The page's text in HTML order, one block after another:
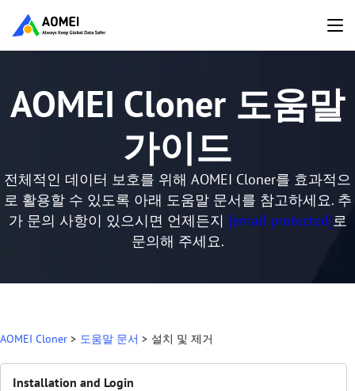
AOMEI Cloner 도움말
가이드
전체적인 데이터 보호를 위해 AOMEI Cloner를 효과적으
로 활용할 수 있도록 아래 도움말 문서를 참고하세요. 추
가 문의 사항이 있으시면 언제든지 [email protected]로
문의해 주세요.
AOMEI Cloner > 도움말 문서 > 설치 및 제거
Installation and Login